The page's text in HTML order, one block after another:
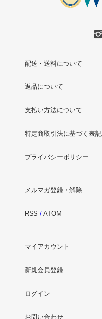
配送・送料について
返品について
支払い方法について
特定商取引法に基づく表記
プライバシーポリシー
メルマガ登録・解除
RSS / ATOM
マイアカウント
新規会員登録
ログイン
お問い合わせ